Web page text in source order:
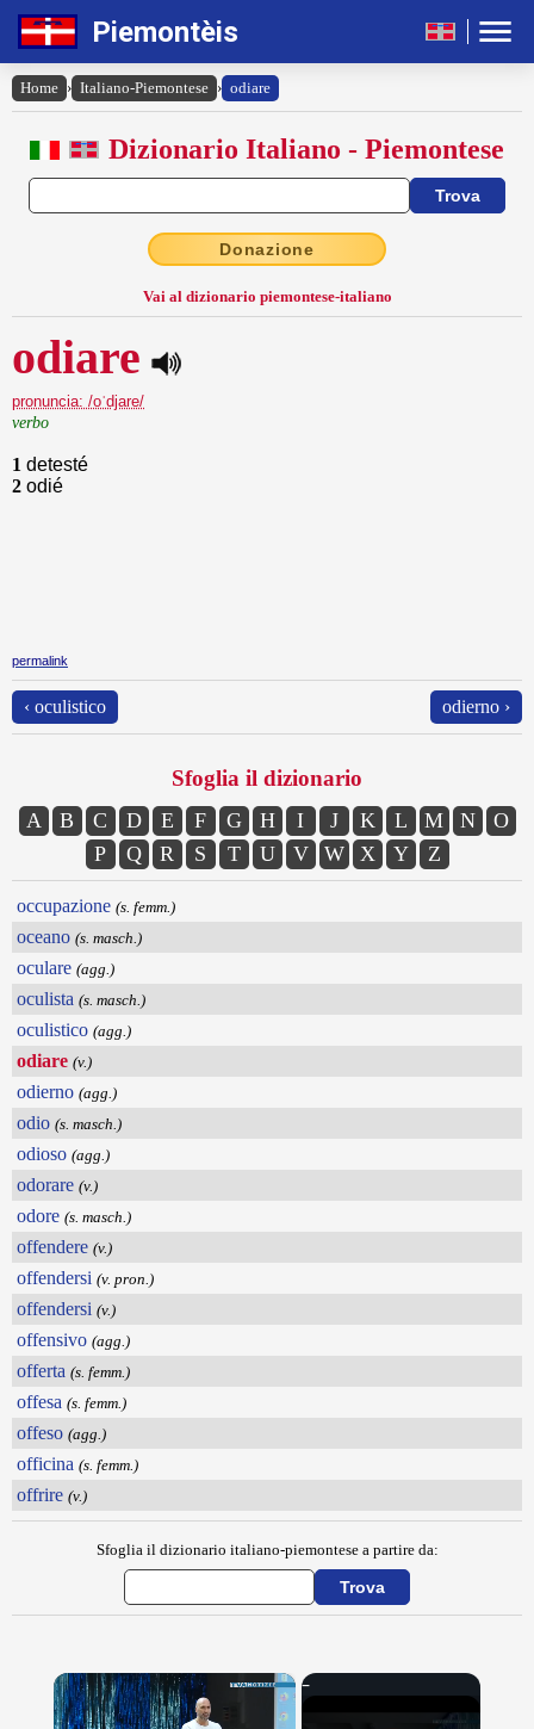
Piemontèis
Home › Italiano-Piemontese › odiare
Dizionario Italiano - Piemontese
Donazione
Vai al dizionario piemontese-italiano
odiare
pronuncia: /oˈdjare/
verbo
1 detesté
2 odié
permalink
‹ oculistico odierno ›
Sfoglia il dizionario
A B C D E F G H I J K L M N
O
P
Q R S T U V W X Y Z
occupazione (s. femm.)
oceano (s. masch.)
oculare (agg.)
oculista (s. masch.)
oculistico (agg.)
odiare (v.)
odierno (agg.)
odio (s. masch.)
odioso (agg.)
odorare (v.)
odore (s. masch.)
offendere (v.)
offendersi (v. pron.)
offendersi (v.)
offensivo (agg.)
offerta (s. femm.)
offesa (s. femm.)
offeso (agg.)
officina (s. femm.)
offrire (v.)
Sfoglia il dizionario italiano-piemontese a partire da:
×